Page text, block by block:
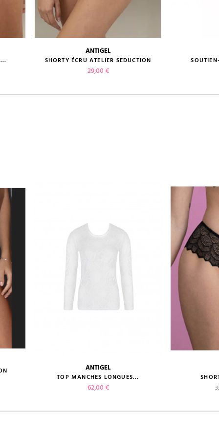
guide des tailles
ANTIGEL
SHORTY ÉCRU ATELIER SEDUCTION
Prix
29,00 €
guide
guide des tailles
ANTIGEL
TOP MANCHES LONGUES...
Prix
62,00 €
guide